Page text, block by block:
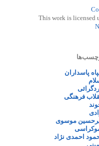
This work is licensed
پاسداران
فرهنگی
موسوی
احمدی نژاد